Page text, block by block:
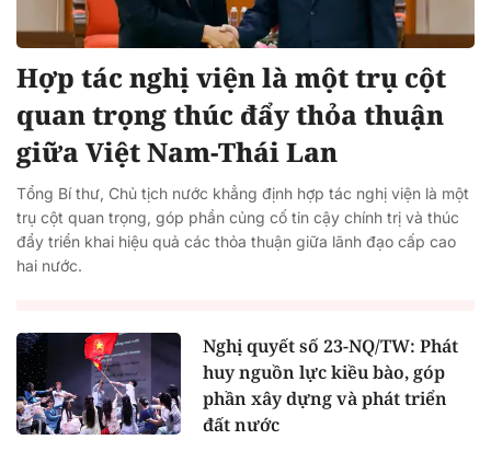
Hợp tác nghị viện là một trụ cột
quan trọng thúc đẩy thỏa thuận
giữa Việt Nam-Thái Lan
Tổng Bí thư, Chủ tịch nước khẳng định hợp tác nghị viện là một
trụ cột quan trọng, góp phần củng cố tin cậy chính trị và thúc
đẩy triển khai hiệu quả các thỏa thuận giữa lãnh đạo cấp cao
hai nước.
Nghị quyết số 23-NQ/TW: Phát
huy nguồn lực kiều bào, góp
phần xây dựng và phát triển
đất nước